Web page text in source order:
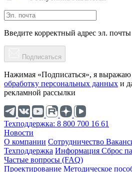
Введите корректный адрес эл. почты
Подписаться
Нажимая «Подписаться», я выражаю
обработку персональных данных и
рекламной рассылки
Техподдержка: 8 800 700 16 61
Новости
О компании Cотрудничество
Техподдержка Информация Сброс
Частые вопросы (FAQ)
Проектирование Методическое